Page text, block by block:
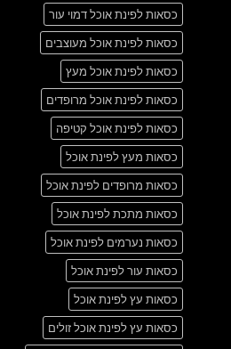
כסאות לפינת אוכל דמוי עור
כסאות לפינת אוכל מעוצבים
כסאות לפינת אוכל מעץ
כסאות לפינת אוכל מרופדים
כסאות לפינת אוכל קטיפה
כסאות מעץ לפינת אוכל
כסאות מרופדים לפינת אוכל
כסאות מתכת לפינת אוכל
כסאות נערמים לפינת אוכל
כסאות עור לפינת אוכל
כסאות עץ לפינת אוכל
כסאות עץ לפינת אוכל זולים